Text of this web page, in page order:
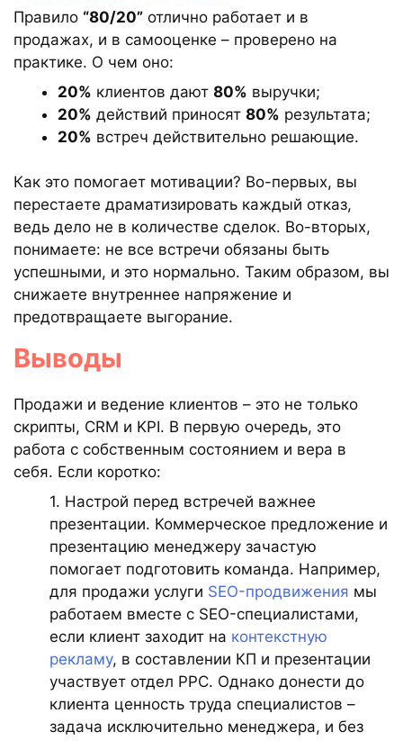
Правило “80/20” отлично работает и в
продажах, и в самооценке – проверено на
практике. О чем оно:
20% клиентов дают 80% выручки;
20% действий приносят 80% результата;
20% встреч действительно решающие.
Как это помогает мотивации? Во-первых, вы
перестаете драматизировать каждый отказ,
ведь дело не в количестве сделок. Во-вторых,
понимаете: не все встречи обязаны быть
успешными, и это нормально. Таким образом, вы
снижаете внутреннее напряжение и
предотвращаете выгорание.
Выводы
Продажи и ведение клиентов – это не только
скрипты, CRM и KPI. В первую очередь, это
работа с собственным состоянием и вера в
себя. Если коротко:
1. Настрой перед встречей важнее
презентации. Коммерческое предложение и
презентацию менеджеру зачастую
помогает подготовить команда. Например,
для продажи услуги SEO-продвижения мы
работаем вместе с SEO-специалистами,
если клиент заходит на контекстную
рекламу, в составлении КП и презентации
участвует отдел РРС. Однако донести до
клиента ценность труда специалистов –
задача исключительно менеджера, и без